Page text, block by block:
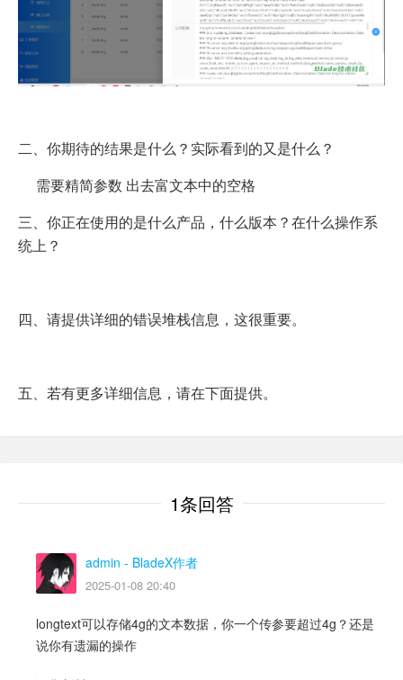
二、你期待的结果是什么？实际看到的又是什么？
需要精简参数 出去富文本中的空格
三、你正在使用的是什么产品，什么版本？在什么操作系
统上？
四、请提供详细的错误堆栈信息，这很重要。
五、若有更多详细信息，请在下面提供。
1条回答
admin - BladeX作者
2025-01-08 20:40
longtext可以存储4g的文本数据，你一个传参要超过4g？还是
说你有遗漏的操作